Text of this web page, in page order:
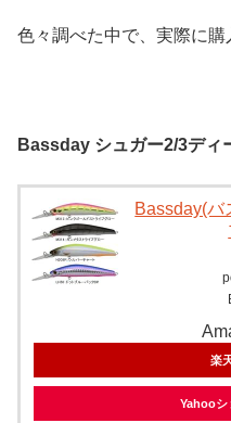
色々調べた中で、実際に購
Bassday シュガー2/3ディ
Bassday(バ
楽
Yahooシ